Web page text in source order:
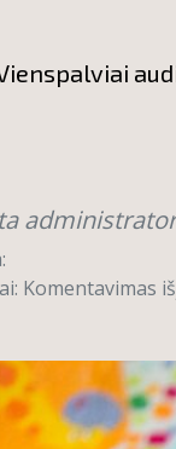
Komentavimas